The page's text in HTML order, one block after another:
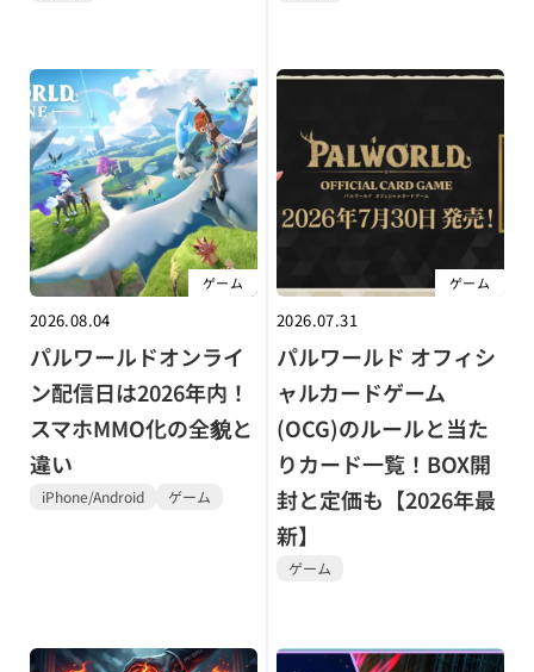
ゲーム
2026.08.04
パルワールドオンライ
ン配信日は2026年内！
スマホMMO化の全貌と
違い
iPhone/Android ゲーム
ゲーム
2026.07.31
パルワールド オフィシ
ャルカードゲーム
(OCG)のルールと当た
りカード一覧！BOX開
封と定価も【2026年最
新】
ゲーム